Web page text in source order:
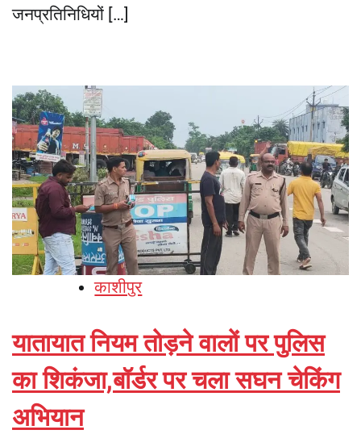
जनप्रतिनिधियों […]
काशीपुर
यातायात नियम तोड़ने वालों पर पुलिस
का शिकंजा,बॉर्डर पर चला सघन चेकिंग
अभियान